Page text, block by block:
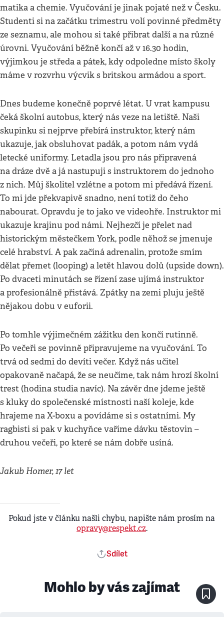
matika a chemie. Vyučování je jinak pojaté než v Česku.
Studenti si na začátku trimestru volí povinné předměty
ze seznamu, ale mohou si také přibrat další a na různé
úrovni. Vyučování běžně končí až v 16.30 hodin,
výjimkou je středa a pátek, kdy odpoledne místo školy
máme v rozvrhu výcvik s britskou armádou a sport.
Dnes budeme konečně poprvé létat. U vrat kampusu
čeká školní autobus, který nás veze na letiště. Naši
skupinku si nejprve přebírá instruktor, který nám
ukazuje, jak obsluhovat padák, a potom nám vydá
letecké uniformy. Letadla jsou pro nás připravená
na dráze dvě a já nastupuji s instruktorem do jednoho
z nich. Můj školitel vzlétne a potom mi předává řízení.
To mi jde překvapivě snadno, není totiž do čeho
nabourat. Opravdu je to jako ve videohře. Instruktor mi
ukazuje krajinu pod námi. Nejhezčí je přelet nad
historickým městečkem York, podle něhož se jmenuje
celé hrabství. A pak začíná adrenalin, protože smím
dělat přemet (looping) a letět hlavou dolů (upside down).
Po dvaceti minutách se řízení zase ujímá instruktor
a profesionálně přistává. Zpátky na zemi pluju ještě
nějakou dobu v euforii.
Po tomhle výjimečném zážitku den končí rutinně.
Po večeři se povinně připravujeme na vyučování. To
trvá od sedmi do devíti večer. Když nás učitel
opakovaně načapá, že se neučíme, tak nám hrozí školní
trest (hodina studia navíc). Na závěr dne jdeme ještě
s kluky do společenské místnosti naší koleje, kde
hrajeme na X-boxu a povídáme si s ostatními. My
ragbisti si pak v kuchyňce vaříme dávku těstovin –
druhou večeři, po které se nám dobře usíná.
Jakub Homer, 17 let
Pokud jste v článku našli chybu, napište nám prosím na
opravy@respekt.cz.
Sdílet
Mohlo by vás zajímat